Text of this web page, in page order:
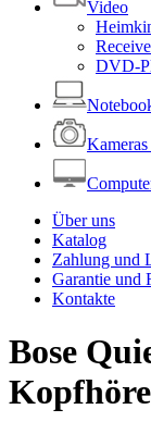
Video
DVD-
Über uns
Katalog
Zahlung und
Garantie und
Kontakte
Bose